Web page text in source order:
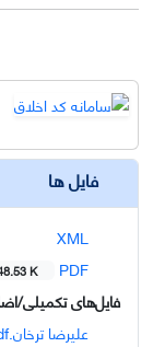
فایل ها
XML
PDF
K
فایل‌های تکمیلی/
علیرضا ترخان.pdf